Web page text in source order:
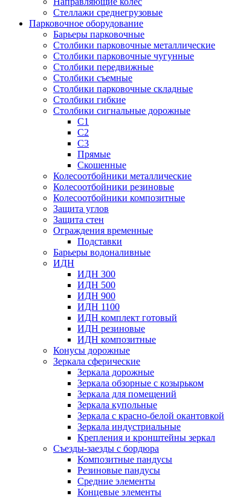
Стеллажи среднегрузовые
Парковочное оборудование
Барьеры парковочные
Столбики парковочные металлические
Столбики парковочные чугунные
Столбики передвижные
Столбики съемные
Столбики парковочные складные
Столбики гибкие
Столбики сигнальные дорожные
С1
С2
С3
Прямые
Скошенные
Колесоотбойники металлические
Колесоотбойники резиновые
Колесоотбойники композитные
Защита углов
Защита стен
Ограждения временные
Подставки
Барьеры водоналивные
ИДН
ИДН 300
ИДН 500
ИДН 900
ИДН 1100
ИДН комплект готовый
ИДН резиновые
ИДН композитные
Конусы дорожные
Зеркала сферические
Зеркала дорожные
Зеркала обзорные с козырьком
Зеркала для помещений
Зеркала купольные
Зеркала с красно-белой окантовкой
Зеркала индустриальные
Крепления и кронштейны зеркал
Съезды-заезды с бордюра
Композитные пандусы
Резиновые пандусы
Средние элементы
Концевые элементы